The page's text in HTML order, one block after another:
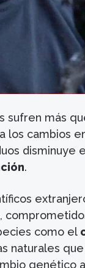
sufren más
cambios
disminuye
.
como el
naturales
genético